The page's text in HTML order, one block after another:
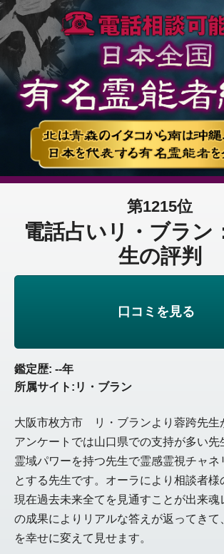
第1215位
電話占いリ・ブラン
生の評判
口コミを見る
鑑定歴: --年
所属サイト:リ・ブラン
大阪市枚方市 リ・ブランより蓉跨先生
アンケートでは山口県での支持が多い先
霊域パワーを持つ先生で霊感霊視チャネ
とする先生です。オーラにより相談者様
現在過去未来全てを見通すことが出来魂
の成果によりリアルな答えが返ってきて
を幸せに変えて見せます。